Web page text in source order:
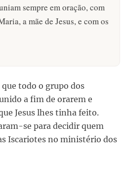
sempre em oração, com
a mãe de Jesus, e com os
todo o grupo dos
a fim de orarem e
Jesus lhes tinha feito.
se para decidir quem
Iscariotes no ministério dos